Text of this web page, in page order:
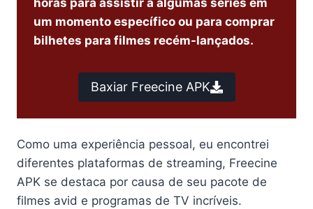
horas para assistir a algumas séries em
um momento específico ou para comprar
bilhetes para filmes recém-lançados.
Baxiar Freecine APK
Como uma experiência pessoal, eu encontrei
diferentes plataformas de streaming, Freecine
APK se destaca por causa de seu pacote de
filmes avid e programas de TV incríveis.